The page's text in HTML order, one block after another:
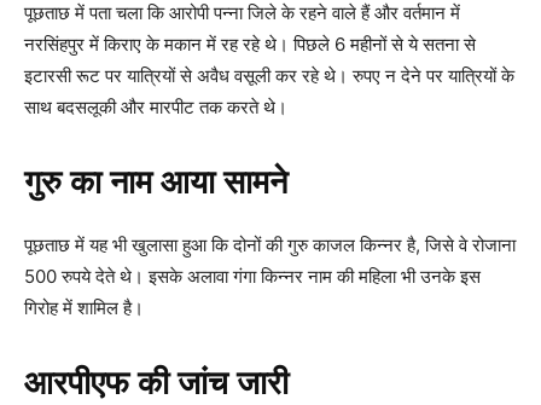
पूछताछ में पता चला कि आरोपी पन्ना जिले के रहने वाले हैं और वर्तमान में
नरसिंहपुर में किराए के मकान में रह रहे थे। पिछले 6 महीनों से ये सतना से
इटारसी रूट पर यात्रियों से अवैध वसूली कर रहे थे। रुपए न देने पर यात्रियों के
साथ बदसलूकी और मारपीट तक करते थे।
गुरु का नाम आया सामने
पूछताछ में यह भी खुलासा हुआ कि दोनों की गुरु काजल किन्नर है, जिसे वे रोजाना
500 रुपये देते थे। इसके अलावा गंगा किन्नर नाम की महिला भी उनके इस
गिरोह में शामिल है।
आरपीएफ की जांच जारी